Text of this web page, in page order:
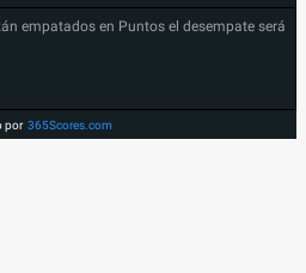
empatados en Puntos el desempate será
por 365Scores.com